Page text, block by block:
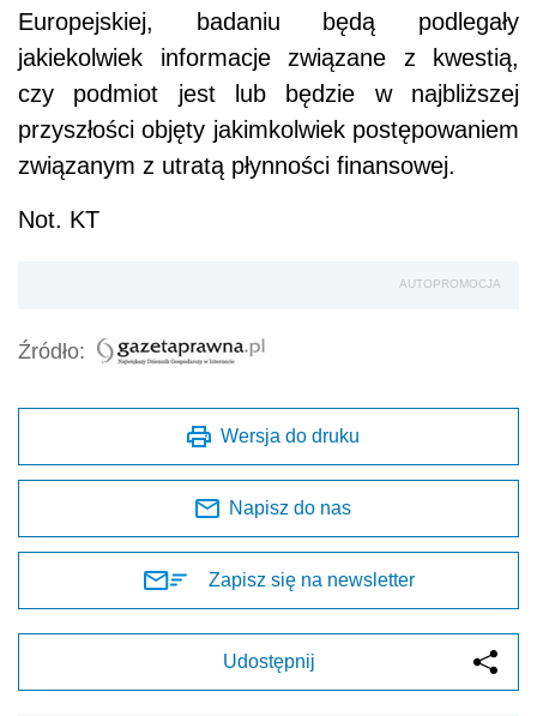
Europejskiej, badaniu będą podlegały
jakiekolwiek informacje związane z kwestią,
czy podmiot jest lub będzie w najbliższej
przyszłości objęty jakimkolwiek postępowaniem
związanym z utratą płynności finansowej.
Not. KT
AUTOPROMOCJA
Źródło:
Wersja do druku
Napisz do nas
Zapisz się na newsletter
Udostępnij